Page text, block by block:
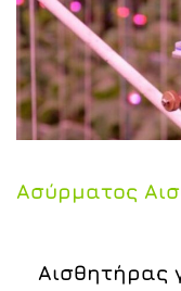
Ασύρματος
Αισθητήρας